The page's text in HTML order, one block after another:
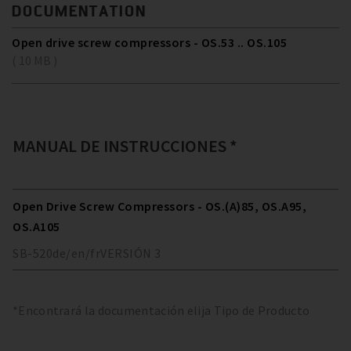
DOCUMENTATION
Open drive screw compressors - OS.53 .. OS.105
MANUAL DE INSTRUCCIONES *
Open Drive Screw Compressors - OS.(A)85, OS.A95,
OS.A105
SB-520de/en/fr VERSIÓN 3
*Encontrará la documentación elija Tipo de Producto